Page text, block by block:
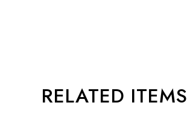
RELATED ITEMS